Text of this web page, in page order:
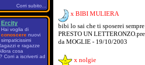
Corri subito...
Ercity
Hai voglia di
conoscerenuovi
simpaticissimi
e ragazze
cosa
Corri a iscriverti ad
x BIBI MULIERA
bibi lo sai che ti sposerei
PRESTO UN
da MOGLIE - 19/10/2003
x nolgie